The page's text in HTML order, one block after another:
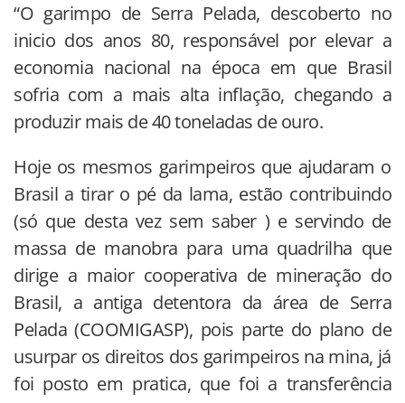
“O garimpo de Serra Pelada, descoberto no
inicio dos anos 80, responsável por elevar a
economia nacional na época em que Brasil
sofria com a mais alta inflação, chegando a
produzir mais de 40 toneladas de ouro.
Hoje os mesmos garimpeiros que ajudaram o
Brasil a tirar o pé da lama, estão contribuindo
(só que desta vez sem saber ) e servindo de
massa de manobra para uma quadrilha que
dirige a maior cooperativa de mineração do
Brasil, a antiga detentora da área de Serra
Pelada (COOMIGASP), pois parte do plano de
usurpar os direitos dos garimpeiros na mina, já
foi posto em pratica, que foi a transferência